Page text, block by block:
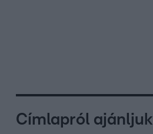
Címlapról ajánljuk